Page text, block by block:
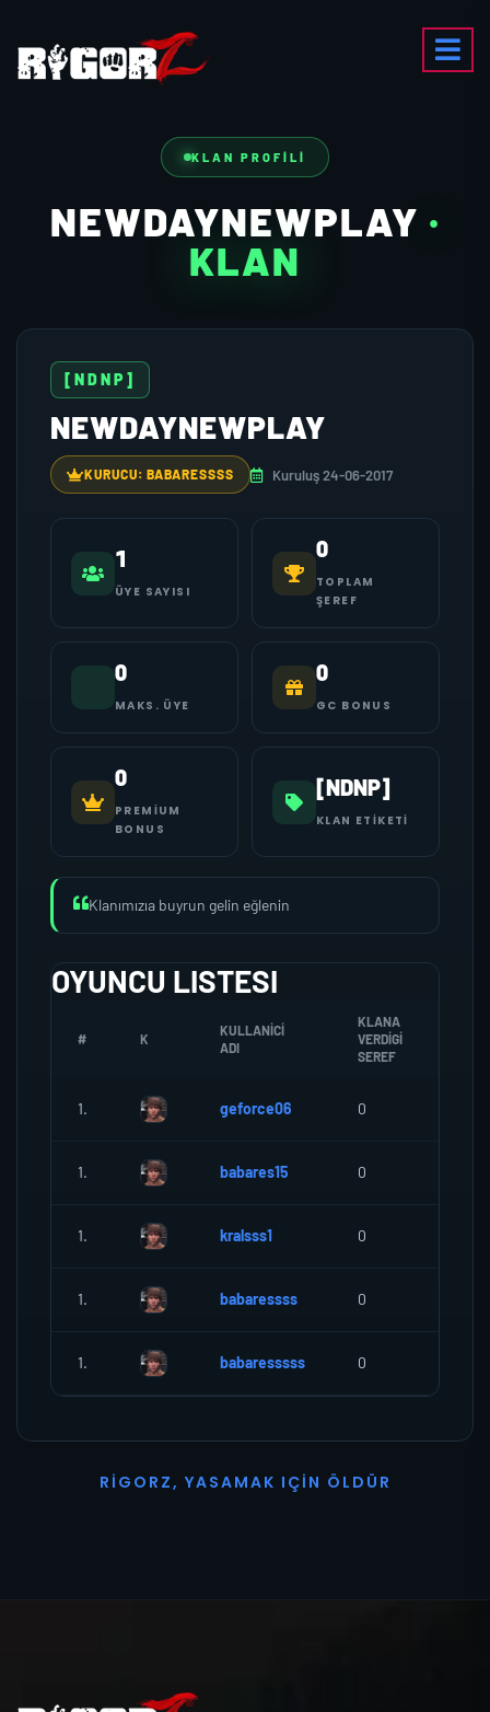
KLAN PROFILI
NEWDAYNEWPLAY ·
KLAN
[NDNP]
NEWDAYNEWPLAY
KURUCU: BABARESSSS Kuruluş 24-06-2017
1
ÜYE SAYISI
0
TOPLAM
ŞEREF
0
MAKS. ÜYE
0
GC BONUS
0
PREMIUM
BONUS
[NDNP]
KLAN ETIKETI
Klanımızıa buyrun gelin eğlenin
OYUNCU LISTESI
# K
KULLANICI
ADI
KLANA
VERDIGI
SEREF
1. geforce06 0
1. babares15 0
1. kralsss1 0
1. babaressss 0
1. babaresssss 0
R I G O R Z, YASAMAK I ÇI N Ö L D Ü R